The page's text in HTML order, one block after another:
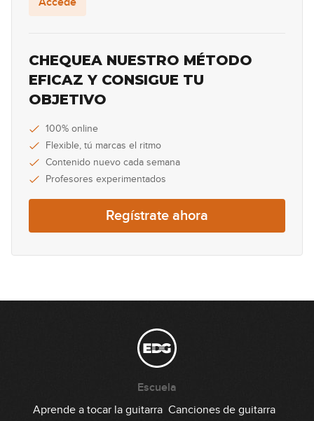
05:42
10:52
09:55
06:27
4 Non Blondes - What's Up
(simplificada)
Prince - Purple Rain (simplificada)
Radiohead - Creep (simplificada)
CHEQUEA NUESTRO MÉTODO
EFICAZ Y CONSIGUE TU
OBJETIVO
100% online
Flexible, tú marcas el ritmo
Contenido nuevo cada semana
Profesores experimentados
Regístrate ahora
Escuela
Aprende a tocar la guitarra Canciones de guitarra